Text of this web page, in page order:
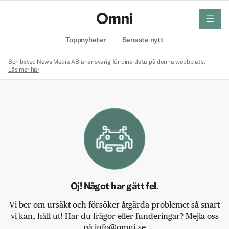
Toppnyheter Senaste nytt
meny
Schibsted News Media AB är ansvarig för dina data på denna webbplats.
Läs mer här
Oj! Något har gått fel.
Vi ber om ursäkt och försöker åtgärda problemet så snart
vi kan, håll ut! Har du frågor eller funderingar? Mejla oss